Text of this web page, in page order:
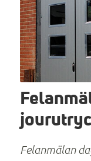
Felanmälan